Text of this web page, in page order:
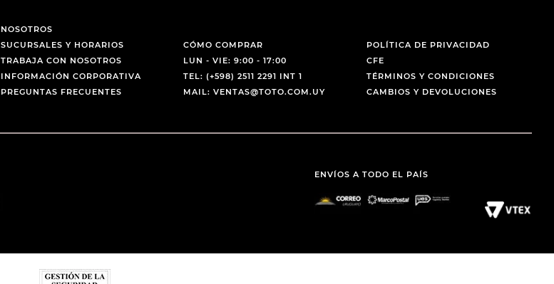
NOSOTROS
SUCURSALES Y HORARIOS
TRABAJA CON NOSOTROS
INFORMACIÓN CORPORATIVA
PREGUNTAS FRECUENTES
CÓMO COMPRAR
LUN - VIE: 9:00 - 17:00
TEL: (+598) 2511 2291 INT 1
MAIL: VENTAS@TOTO.COM.UY
POLÍTICA DE PRIVACIDAD
CFE
TÉRMINOS Y CONDICIONES
CAMBIOS Y DEVOLUCIONES
ENVÍOS A TODO EL PAÍS